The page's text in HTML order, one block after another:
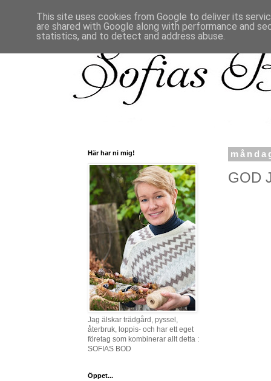
GOD
Här har ni mig!
Jag älskar trädgård, pyssel,
återbruk, loppis- och har ett eget
företag som kombinerar allt detta :
SOFIAS BOD
Öppet...
This site uses cookies from Google to deliver its
are shared with Google along with performance and
statistics, and to detect and address abuse.